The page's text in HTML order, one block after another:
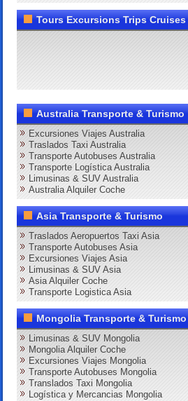
Tours Excursions Trips Cruises
Australia Transporte & Turismo
Excursiones Viajes Australia
Traslados Taxi Australia
Transporte Autobuses Australia
Transporte Logística Australia
Limusinas & SUV Australia
Australia Alquiler Coche
Asia Transporte & Turismo
Traslados Aeropuertos Taxi Asia
Transporte Autobuses Asia
Excursiones Viajes Asia
Limusinas & SUV Asia
Asia Alquiler Coche
Transporte Logistica Asia
Mongolia Transporte & Turismo
Limusinas & SUV Mongolia
Mongolia Alquiler Coche
Excursiones Viajes Mongolia
Transporte Autobuses Mongolia
Translados Taxi Mongolia
Logística y Mercancias Mongolia